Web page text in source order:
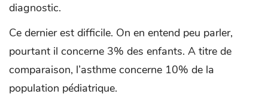
diagnostic.
Ce dernier est difficile. On en entend peu parler,
pourtant il concerne 3% des enfants. A titre de
comparaison, l’asthme concerne 10% de la
population pédiatrique.